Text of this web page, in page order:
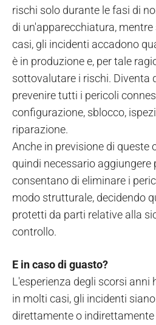
rischi solo durante le fasi di
di un'apparecchiatura,
casi, gli incidenti accadono
è in produzione e, per tale
sottovalutare i rischi. Diventa
prevenire tutti i pericoli
configurazione, sblocco,
riparazione.
Anche in previsione di queste
quindi necessario aggiungere
consentano di eliminare i
modo strutturale, decidendo
protetti da parti relative alla
controllo.
E in caso di guasto?
L'esperienza degli scorsi
in molti casi, gli incidenti
direttamente o